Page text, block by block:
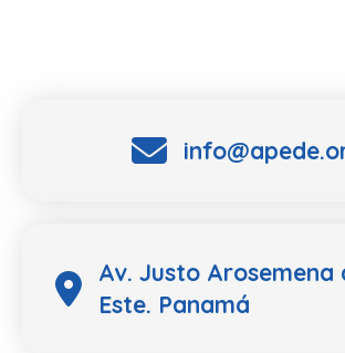
Av. Justo Arosemena
Este. Panamá